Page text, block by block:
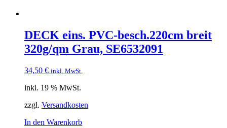
DECK eins. PVC-besch.220cm breit
320g/qm Grau, SE6532091
34,50 € inkl. MwSt.
inkl. 19 % MwSt.
zzgl. Versandkosten
In den Warenkorb